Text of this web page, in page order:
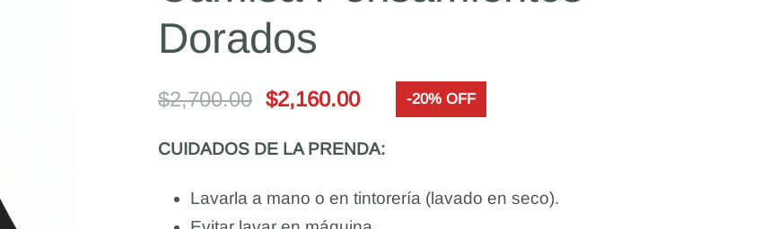
Dorados
$2,700.00 $2,160.00 -20% OFF
CUIDADOS DE LA PRENDA:
Lavarla a mano o en tintorería (lavado en seco).